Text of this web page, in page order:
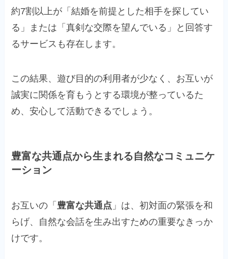
約7割以上が「結婚を前提とした相手を探してい
る」または「真剣な交際を望んでいる」と回答す
るサービスも存在します。
この結果、遊び目的の利用者が少なく、お互いが
誠実に関係を育もうとする環境が整っているた
め、安心して活動できるでしょう。
豊富な共通点から生まれる自然なコミュニケ
ーション
お互いの「 豊富な共通点 」は、初対面の緊張を和
らげ、自然な会話を生み出すための重要なきっか
けです。